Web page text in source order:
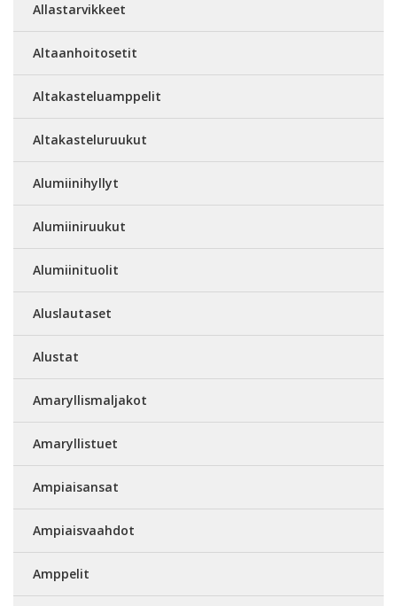
Allastarvikkeet
Altaanhoitosetit
Altakasteluamppelit
Altakasteluruukut
Alumiinihyllyt
Alumiiniruukut
Alumiinituolit
Aluslautaset
Alustat
Amaryllismaljakot
Amaryllistuet
Ampiaisansat
Ampiaisvaahdot
Amppelit